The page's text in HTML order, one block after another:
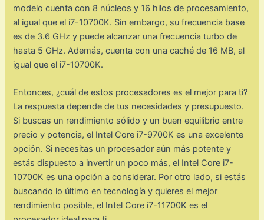
modelo cuenta con 8 núcleos y 16 hilos de procesamiento,
al igual que el i7-10700K. Sin embargo, su frecuencia base
es de 3.6 GHz y puede alcanzar una frecuencia turbo de
hasta 5 GHz. Además, cuenta con una caché de 16 MB, al
igual que el i7-10700K.
Entonces, ¿cuál de estos procesadores es el mejor para ti?
La respuesta depende de tus necesidades y presupuesto.
Si buscas un rendimiento sólido y un buen equilibrio entre
precio y potencia, el Intel Core i7-9700K es una excelente
opción. Si necesitas un procesador aún más potente y
estás dispuesto a invertir un poco más, el Intel Core i7-
10700K es una opción a considerar. Por otro lado, si estás
buscando lo último en tecnología y quieres el mejor
rendimiento posible, el Intel Core i7-11700K es el